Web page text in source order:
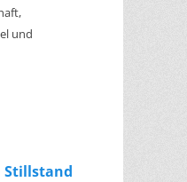
und
Stillstand